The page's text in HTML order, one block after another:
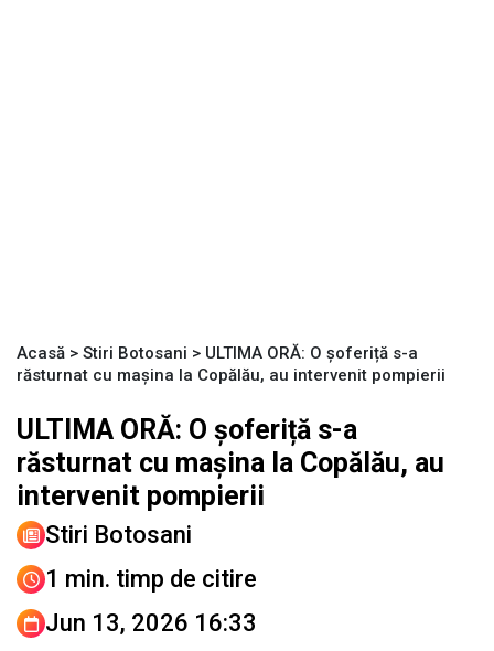
Acasă > Stiri Botosani > ULTIMA ORĂ: O șoferiță s-a
răsturnat cu mașina la Copălău, au intervenit pompierii
ULTIMA ORĂ: O șoferiță s-a
răsturnat cu mașina la Copălău, au
intervenit pompierii
Stiri Botosani
1 min. timp de citire
Jun 13, 2026 16:33